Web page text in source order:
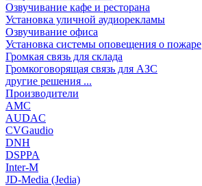
Озвучивание кафе и ресторана
Установка уличной аудиорекламы
Озвучивание офиса
Установка системы оповещения о пожаре
Громкая связь для склада
Громкоговорящая связь для АЗС
другие решения ...
Производители
AMC
AUDAC
CVGaudio
DNH
DSPPA
Inter-M
JD-Media (Jedia)